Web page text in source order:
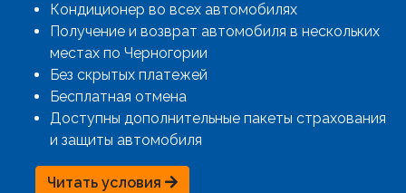
Кондиционер во всех автомобилях
Получение и возврат автомобиля в нескольких
местах по Черногории
Без скрытых платежей
Бесплатная отмена
Доступны дополнительные пакеты страхования
и защиты автомобиля
Читать условия